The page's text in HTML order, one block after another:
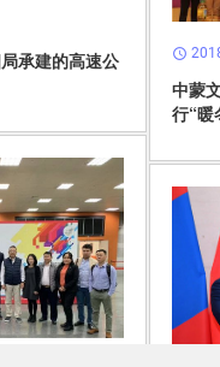
承建的高速公
schedule
中蒙
行“暖